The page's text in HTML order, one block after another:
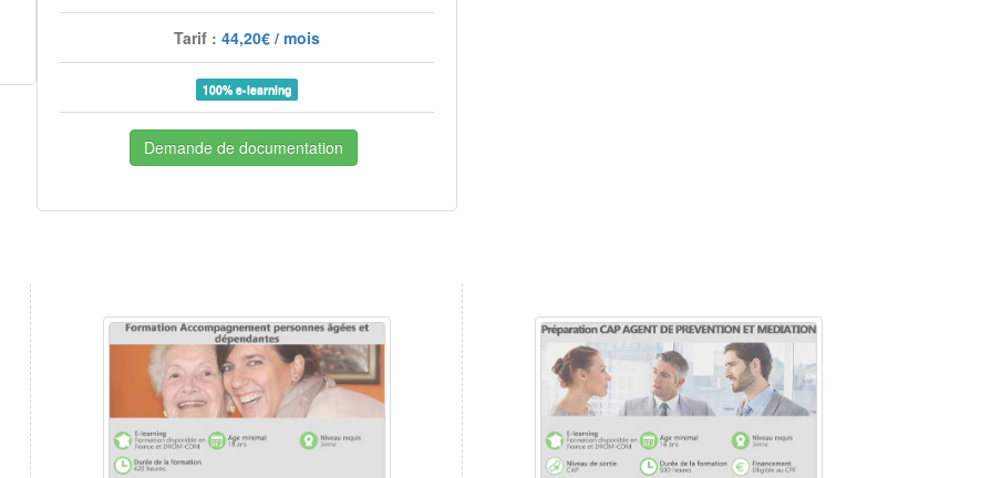
Tarif : 44,20€ / mois
100% e-learning
Demande de documentation